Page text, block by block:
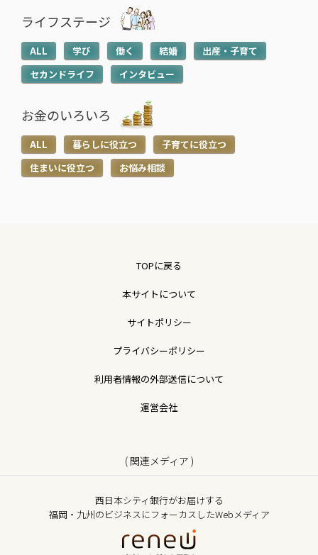
2026.05.12
ライフステージ
ALL 学び 働く 結婚
出産・子育て
セカンドライフ
インタビュー
お金のいろいろ
ALL 暮らしに役立つ
子育てに役立つ
住まいに役立つ
お悩み相談
TOPに戻る
本サイトについて
サイトポリシー
プライバシーポリシー
利用者情報の外部送信について
運営会社
( 関連メディア )
西日本シティ銀行がお届けする
福岡・九州のビジネスにフォーカスしたWebメディア